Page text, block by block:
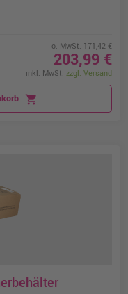
o. MwSt. 171,42 €
203,99 €
inkl. MwSt. zzgl. Versand
shopping_cart